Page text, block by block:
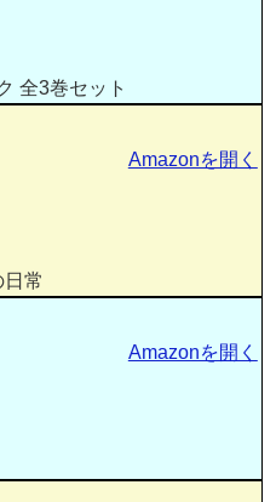
全3巻セット
常
Amazonを開く
Amazonを開く